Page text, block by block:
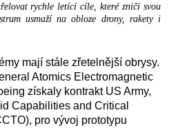
rychle letící cíle, které zničí svou
usmaží na obloze drony, rakety i
mají stále zřetelnější obrysy.
Atomics Electromagnetic
získaly kontrakt US Army,
Capabilities and Critical
pro vývoj prototypu